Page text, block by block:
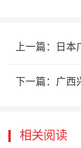
上一篇： 日本
下一篇： 广西
相关阅读